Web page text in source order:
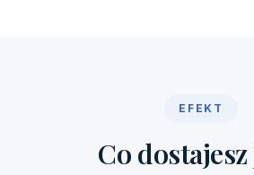
EFEKT
Co